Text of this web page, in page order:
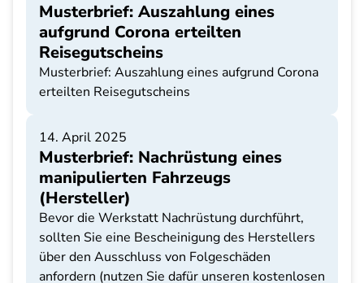
Musterbrief: Auszahlung eines
aufgrund Corona erteilten
Reisegutscheins
Musterbrief: Auszahlung eines aufgrund Corona
erteilten Reisegutscheins
14. April 2025
Musterbrief: Nachrüstung eines
manipulierten Fahrzeugs
(Hersteller)
Bevor die Werkstatt Nachrüstung durchführt,
sollten Sie eine Bescheinigung des Herstellers
über den Ausschluss von Folgeschäden
anfordern (nutzen Sie dafür unseren kostenlosen